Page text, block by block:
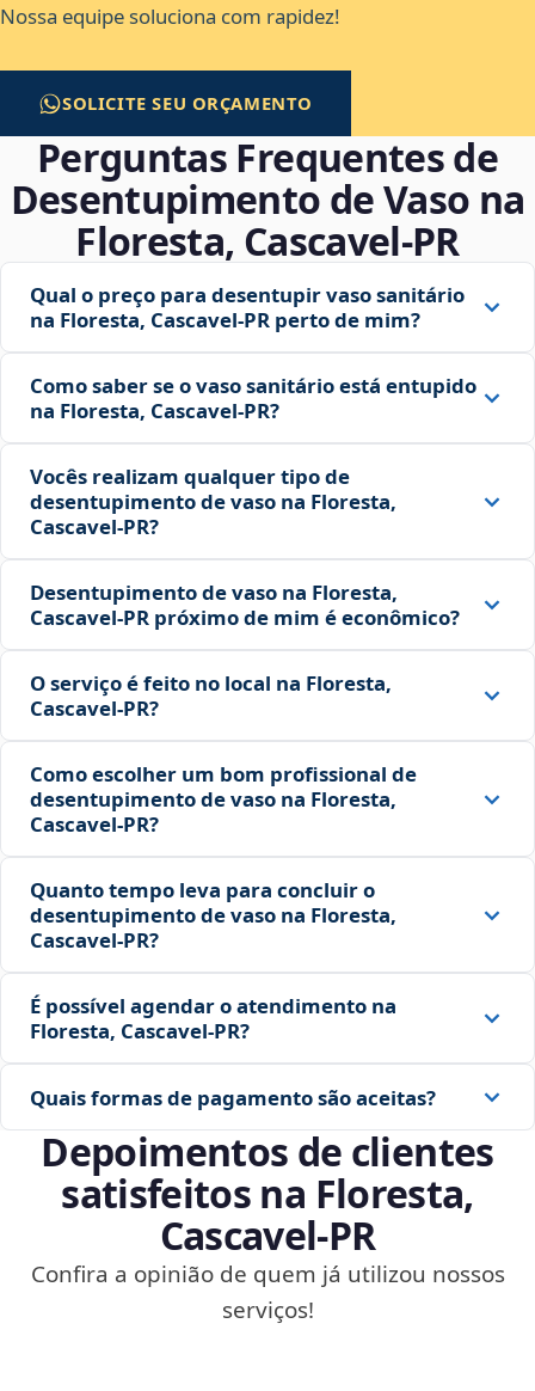
Nossa equipe soluciona com rapidez!
SOLICITE SEU ORÇAMENTO
Perguntas Frequentes de
Desentupimento de Vaso na
Floresta, Cascavel‑PR
Qual o preço para desentupir vaso sanitário
na Floresta, Cascavel‑PR perto de mim?
Como saber se o vaso sanitário está entupido
na Floresta, Cascavel‑PR?
Vocês realizam qualquer tipo de
desentupimento de vaso na Floresta,
Cascavel‑PR?
Desentupimento de vaso na Floresta,
Cascavel‑PR próximo de mim é econômico?
O serviço é feito no local na Floresta,
Cascavel‑PR?
Como escolher um bom profissional de
desentupimento de vaso na Floresta,
Cascavel‑PR?
Quanto tempo leva para concluir o
desentupimento de vaso na Floresta,
Cascavel‑PR?
É possível agendar o atendimento na
Floresta, Cascavel‑PR?
Quais formas de pagamento são aceitas?
Depoimentos de clientes
satisfeitos na Floresta,
Cascavel‑PR
Confira a opinião de quem já utilizou nossos
serviços!